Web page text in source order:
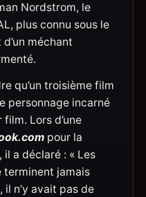
Nordstrom, le
plus connu sous le
d’un méchant
qu’un troisième film
personnage incarné
Lors d’une
pour la
, il a déclaré : « Les
terminent jamais
n’y avait pas de